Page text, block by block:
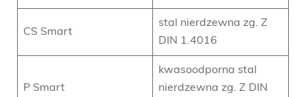
CS Smart
stal nierdzewna zg. Z
DIN 1.4016
P Smart
kwasoodporna stal
nierdzewna zg. Z DIN